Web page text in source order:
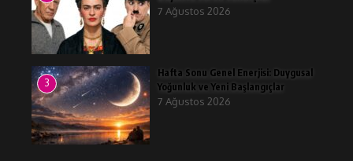
7 Ağustos 2026
3
Hafta Sonu Genel Enerjisi: Duygusal
Yoğunluk ve Yeni Başlangıçlar
7 Ağustos 2026